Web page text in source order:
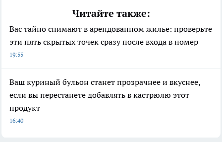
Читайте также:
Вас тайно снимают в арендованном жилье: проверьте
эти пять скрытых точек сразу после входа в номер
19:55
Ваш куриный бульон станет прозрачнее и вкуснее,
если вы перестанете добавлять в кастрюлю этот
продукт
16:40